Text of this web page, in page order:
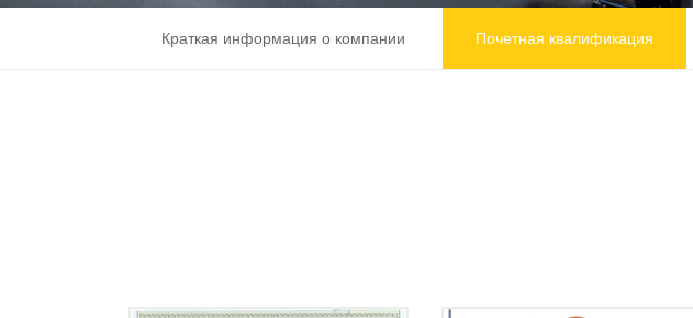
Краткая информация о компании Почетная квалификация